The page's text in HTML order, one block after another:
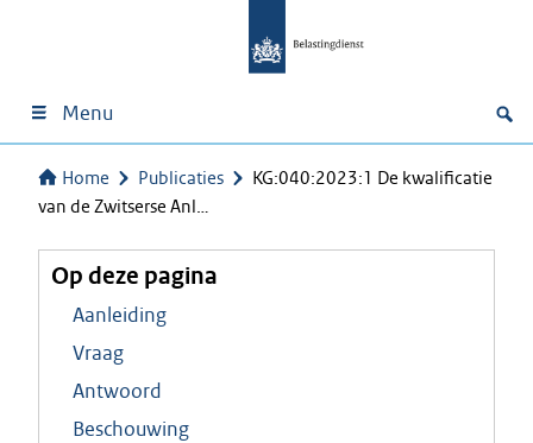
Menu
Home Publicaties
KG:040:2023:1 De kwalificatie
van de Zwitserse Anl…
Op deze pagina
Aanleiding
Vraag
Antwoord
Beschouwing